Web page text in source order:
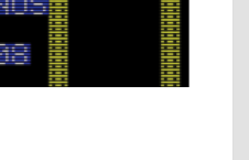
i
ff
i